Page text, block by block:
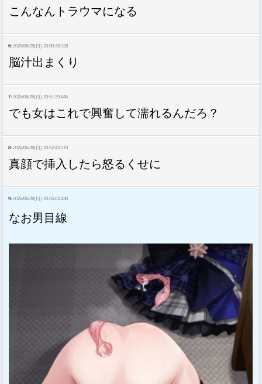
こんなんトラウマになる
6: 2026/06/28(日) 20:50:39.728
脳汁出まくり
7: 2026/06/28(日) 20:51:39.445
でも女はこれで興奮して濡れるんだろ？
8: 2026/06/28(日) 20:52:43.570
真顔で挿入したら怒るくせに
9: 2026/06/28(日) 20:55:03.430
なお男目線